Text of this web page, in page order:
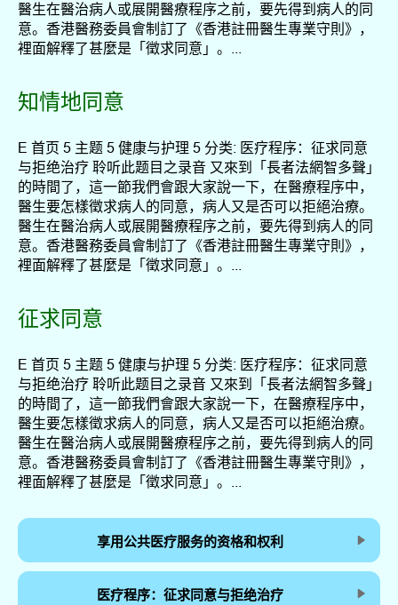
醫生在醫治病人或展開醫療程序之前，要先得到病人的同
意。香港醫務委員會制訂了《香港註冊醫生專業守則》，
裡面解釋了甚麼是「徵求同意」。...
知情地同意
E 首页 5 主题 5 健康与护理 5 分类: 医疗程序：征求同意
与拒绝治疗 聆听此题目之录音 又來到「長者法網智多聲」
的時間了，這一節我們會跟大家說一下，在醫療程序中，
醫生要怎樣徵求病人的同意，病人又是否可以拒絕治療。
醫生在醫治病人或展開醫療程序之前，要先得到病人的同
意。香港醫務委員會制訂了《香港註冊醫生專業守則》，
裡面解釋了甚麼是「徵求同意」。...
征求同意
E 首页 5 主题 5 健康与护理 5 分类: 医疗程序：征求同意
与拒绝治疗 聆听此题目之录音 又來到「長者法網智多聲」
的時間了，這一節我們會跟大家說一下，在醫療程序中，
醫生要怎樣徵求病人的同意，病人又是否可以拒絕治療。
醫生在醫治病人或展開醫療程序之前，要先得到病人的同
意。香港醫務委員會制訂了《香港註冊醫生專業守則》，
裡面解釋了甚麼是「徵求同意」。...
享用公共医疗服务的资格和权利
医疗程序：征求同意与拒绝治疗